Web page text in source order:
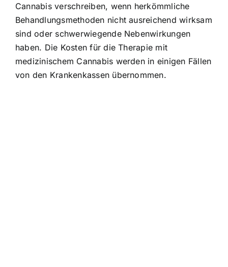
Cannabis verschreiben, wenn herkömmliche
Behandlungsmethoden nicht ausreichend wirksam
sind oder schwerwiegende Nebenwirkungen
haben. Die Kosten für die Therapie mit
medizinischem Cannabis werden in einigen Fällen
von den Krankenkassen übernommen.